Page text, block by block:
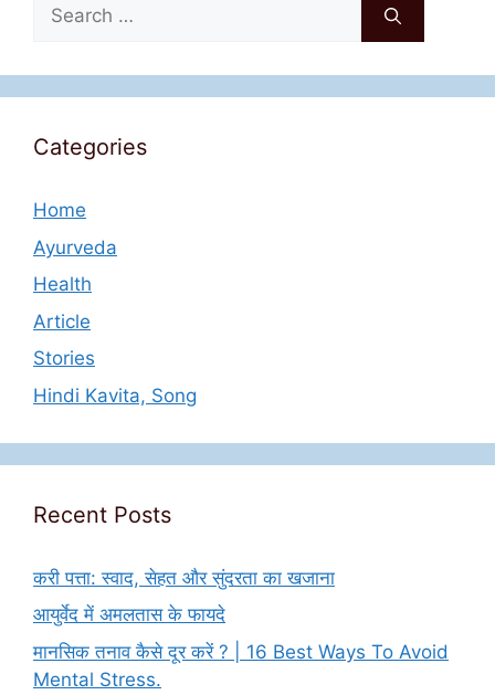
for:
Categories
Home
Ayurveda
Health
Article
Stories
Hindi Kavita, Song
Recent Posts
करी पत्ता: स्वाद, सेहत और सुंदरता का खजाना
आयुर्वेद में अमलतास के फायदे
मानसिक तनाव कैसे दूर करें ? | 16 Best Ways To Avoid
Mental Stress.